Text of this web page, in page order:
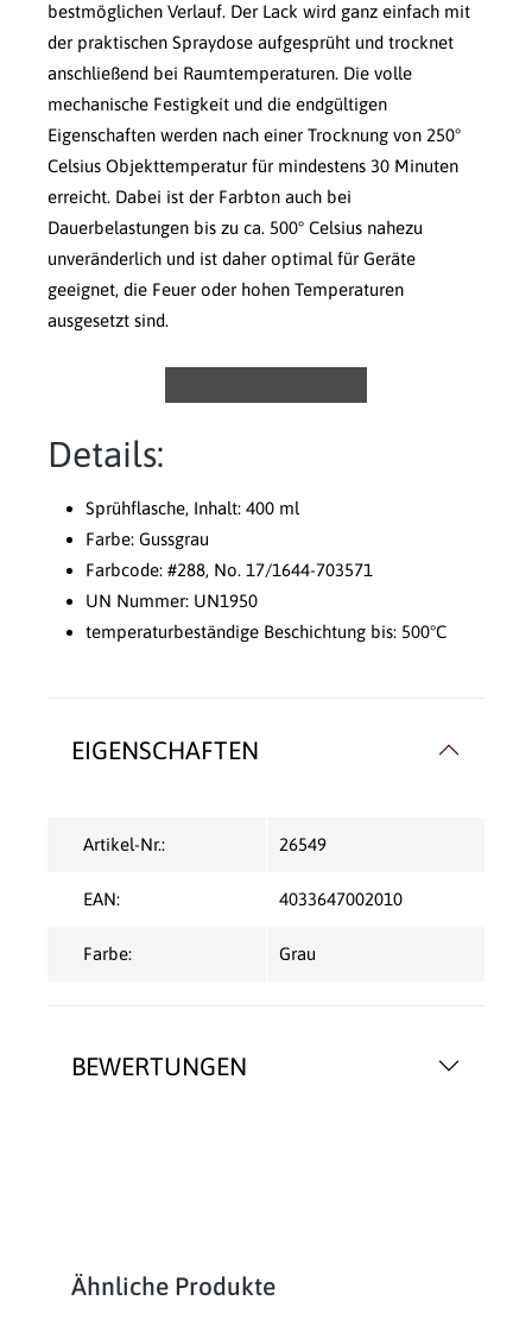
bestmöglichen Verlauf. Der Lack wird ganz einfach mit
der praktischen Spraydose aufgesprüht und trocknet
anschließend bei Raumtemperaturen. Die volle
mechanische Festigkeit und die endgültigen
Eigenschaften werden nach einer Trocknung von 250°
Celsius Objekttemperatur für mindestens 30 Minuten
erreicht. Dabei ist der Farbton auch bei
Dauerbelastungen bis zu ca. 500° Celsius nahezu
unveränderlich und ist daher optimal für Geräte
geeignet, die Feuer oder hohen Temperaturen
ausgesetzt sind.
Details:
Sprühflasche, Inhalt: 400 ml
Farbe: Gussgrau
Farbcode: #288, No. 17/1644-703571
UN Nummer: UN1950
temperaturbeständige Beschichtung bis: 500°C
BEWERTUNGEN
EIGENSCHAFTEN
Artikel-Nr.: 26549
EAN: 4033647002010
Farbe: Grau
Produktgalerie überspringen
Ähnliche Produkte